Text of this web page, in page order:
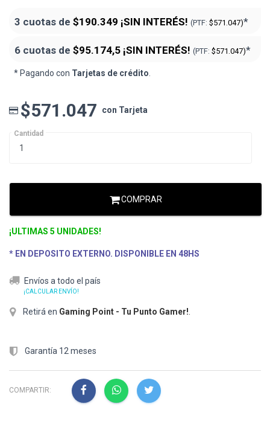
3 cuotas de $190.349 ¡SIN INTERÉS! (PTF: $571.047)*
6 cuotas de $95.174,5 ¡SIN INTERÉS! (PTF: $571.047)*
* Pagando con Tarjetas de crédito
$571.047 con Tarjeta
Cantidad
COMPRAR
¡ULTIMAS 5 UNIDADES!
* EN DEPOSITO EXTERNO. DISPONIBLE EN 48HS
Envíos a todo el país
¡CALCULAR ENVÍO!
Retirá en Gaming Point - Tu Punto Gamer!
Garantía 12 meses
COMPARTIR: